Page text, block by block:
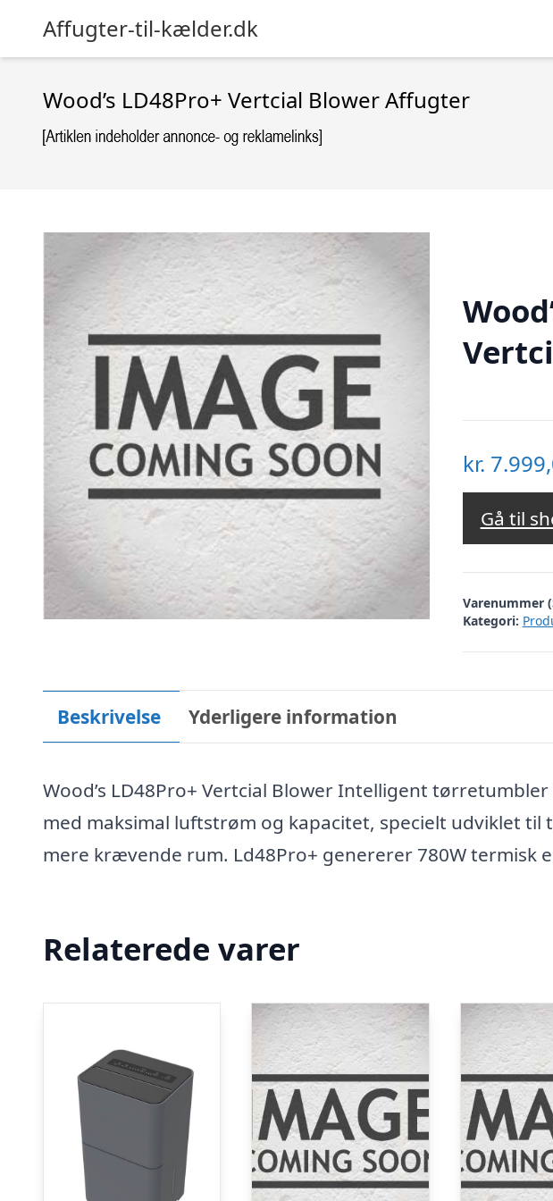
Affugter-til-kælder.dk
Wood’s LD48Pro+ Vertcial Blower Affugter
kr.
Gå til
Varenummer
Kategori:
Beskrivelse Yderligere information
Wood’s LD48Pro+ Vertcial Blower Intelligent
med maksimal luftstrøm og kapacitet, specielt udviklet
mere krævende rum. Ld48Pro+ genererer 780W termisk
Relaterede varer